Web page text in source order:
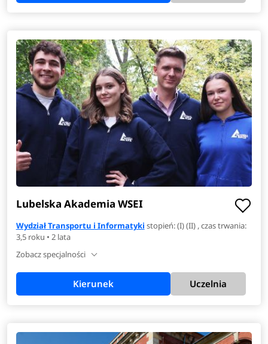
Lubelska Akademia WSEI
Wydział Transportu i Informatyki stopień: (I) (II) , czas trwania:
3,5 roku • 2 lata
Zobacz specjalności
Kierunek Uczelnia